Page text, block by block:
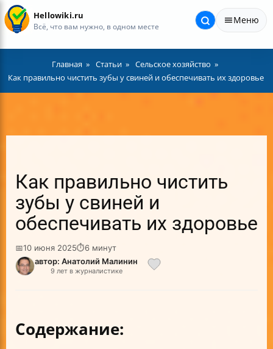
Hellowiki.ru
Всё, что вам нужно, в одном месте
Меню
Главная Статьи
Сельское хозяйство
Как правильно чистить зубы у свиней и обеспечивать их здоровье
Как правильно чистить
зубы у свиней и
обеспечивать их здоровье
📅10 июня 2025⏱6 минут
автор: Анатолий Малинин
9 лет в журналистике
Содержание: